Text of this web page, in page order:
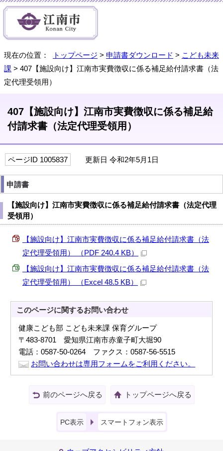
現在の位置： トップページ > 申請書ダウンロード > こども未来
課 > 407【施設向け】江南市実費徴収に係る補足給付請求書（法
定代理受領用）
407【施設向け】江南市実費徴収に係る補足給
付請求書（法定代理受領用）
ページID 1005837 更新日 令和2年5月1日
申請書
【施設向け】江南市実費徴収に係る補足給付請求書（法定代理
受領用）
【施設向け】江南市実費徴収に係る補足給付請求書（法
定代理受領用） （PDF 240.4 KB）
【施設向け】江南市実費徴収に係る補足給付請求書（法
定代理受領用） （Excel 48.5 KB）
このページに関するお問い合わせ
健康こども部 こども未来課 保育グループ
〒483-8701 愛知県江南市赤童子町大堀90
電話：0587-50-0264 ファクス：0587-56-5515
お問い合わせは専用フォームをご利用ください。
前のページへ戻る トップページへ戻る
PC表示 スマートフォン表示